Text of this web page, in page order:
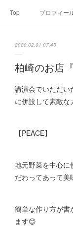
Top プロフィー
SNS
2020.02.01 07:45
柏崎のお店
講演会でいただい
に併設して素敵な
【PEACE】
地元野菜を中心に
だわってあって美
簡単な作り方が書
ます😊